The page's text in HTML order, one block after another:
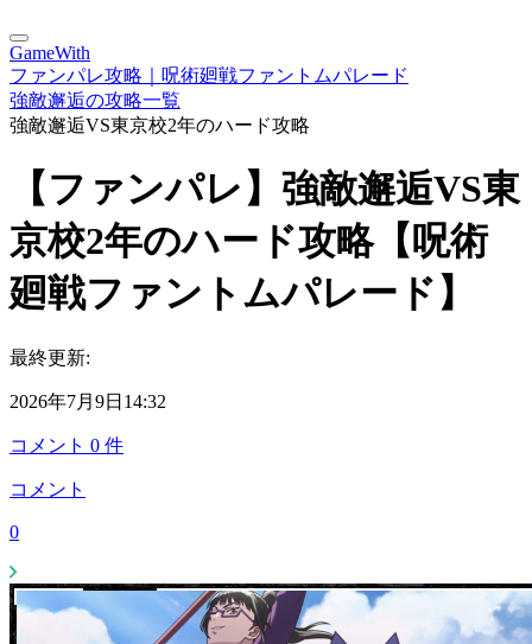
GameWith
ファンパレ攻略｜呪術廻戦ファントムパレード
強敵邂逅の攻略一覧
強敵邂逅VS東京校2年のハード攻略
【ファンパレ】強敵邂逅VS東
京校2年のハード攻略【呪術
廻戦ファントムパレード】
最終更新:
2026年7月9日14:32
コメント 0 件
コメント
0